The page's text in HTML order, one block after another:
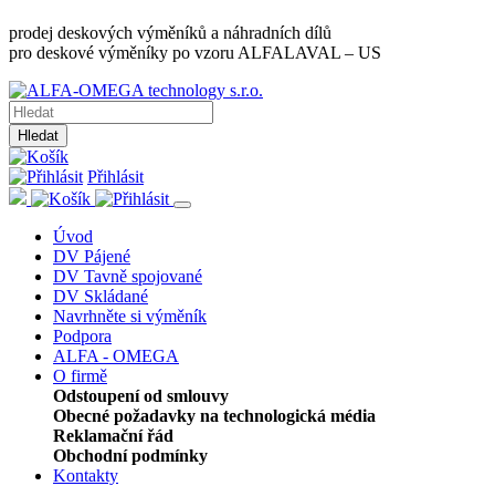
prodej deskových výměníků a náhradních dílů
pro deskové výměníky po vzoru ALFALAVAL – US
Hledat
Přihlásit
Úvod
DV Pájené
DV Tavně spojované
DV Skládané
Navrhněte si výměník
Podpora
ALFA - OMEGA
O firmě
Odstoupení od smlouvy
Obecné požadavky na technologická média
Reklamační řád
Obchodní podmínky
Kontakty